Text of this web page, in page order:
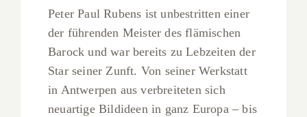
Peter Paul Rubens ist unbestritten einer
der führenden Meister des flämischen
Barock und war bereits zu Lebzeiten der
Star seiner Zunft. Von seiner Werkstatt
in Antwerpen aus verbreiteten sich
neuartige Bildideen in ganz Europa – bis